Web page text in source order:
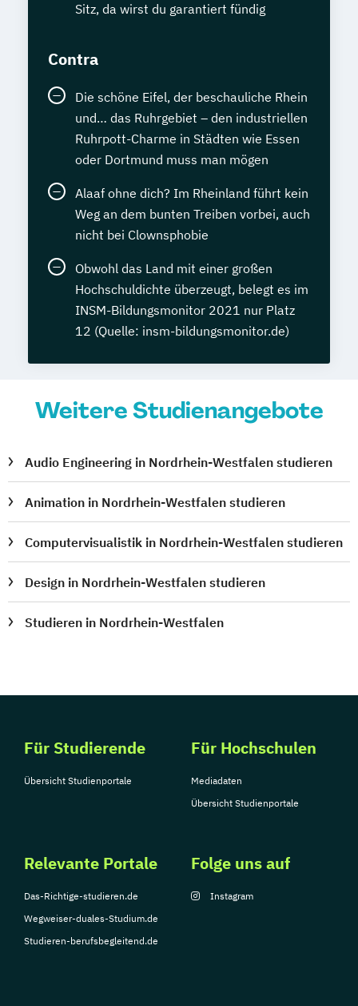
Sitz, da wirst du garantiert fündig
Contra
Die schöne Eifel, der beschauliche Rhein
und… das Ruhrgebiet – den industriellen
Ruhrpott-Charme in Städten wie Essen
oder Dortmund muss man mögen
Alaaf ohne dich? Im Rheinland führt kein
Weg an dem bunten Treiben vorbei, auch
nicht bei Clownsphobie
Obwohl das Land mit einer großen
Hochschuldichte überzeugt, belegt es im
INSM-Bildungsmonitor 2021 nur Platz
12 (Quelle: insm-bildungsmonitor.de)
Weitere Studienangebote
Audio Engineering in Nordrhein-Westfalen studieren
Animation in Nordrhein-Westfalen studieren
Computervisualistik in Nordrhein-Westfalen studieren
Design in Nordrhein-Westfalen studieren
Studieren in Nordrhein-Westfalen
Für Studierende
Übersicht Studienportale
Für Hochschulen
Mediadaten
Übersicht Studienportale
Relevante Portale
Das-Richtige-studieren.de
Wegweiser-duales-Studium.de
Studieren-berufsbegleitend.de
Folge uns auf
Instagram